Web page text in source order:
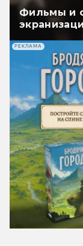
Фильмы и
РЕКЛАМА